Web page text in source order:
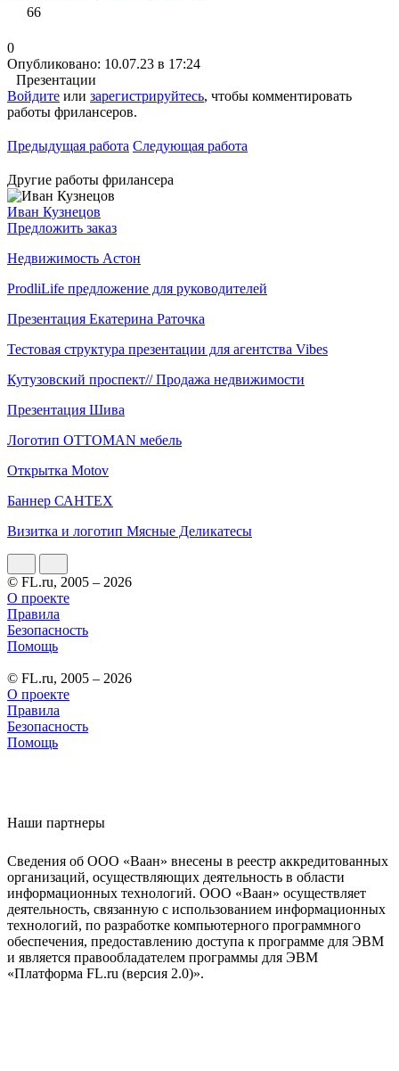
66
0
Опубликовано: 10.07.23 в 17:24
Презентации
Войдите или зарегистрируйтесь, чтобы комментировать
работы фрилансеров.
Предыдущая работа Следующая работа
Другие работы фрилансера
Иван Кузнецов
Предложить заказ
Недвижимость Астон
ProdliLife предложение для руководителей
Презентация Екатерина Раточка
Тестовая структура презентации для агентства Vibes
Кутузовский проспект// Продажа недвижимости
Презентация Шива
Логотип OTTOMAN мебель
Открытка Motov
Баннер САНТЕХ
Визитка и логотип Мясные Деликатесы
© FL.ru, 2005 – 2026
О проекте
Правила
Безопасность
Помощь
© FL.ru, 2005 – 2026
О проекте
Правила
Безопасность
Помощь
Наши партнеры
Сведения об ООО «Ваан» внесены в реестр аккредитованных
организаций, осуществляющих деятельность в области
информационных технологий. ООО «Ваан» осуществляет
деятельность, связанную с использованием информационных
технологий, по разработке компьютерного программного
обеспечения, предоставлению доступа к программе для ЭВМ
и является правообладателем программы для ЭВМ
«Платформа FL.ru (версия 2.0)».